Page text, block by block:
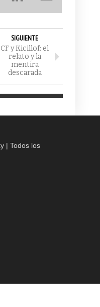
SIGUIENTE
CF y Kicillof: el
relato y la
mentira
descarada
| Todos los